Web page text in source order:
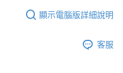
顯示電腦版詳細說明
客服